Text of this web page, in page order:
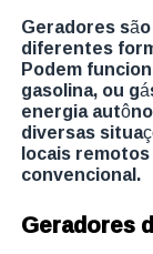
Geradores
diferentes
Podem
gasolina, ou
energia
diversas
locais
convencional.
Geradores